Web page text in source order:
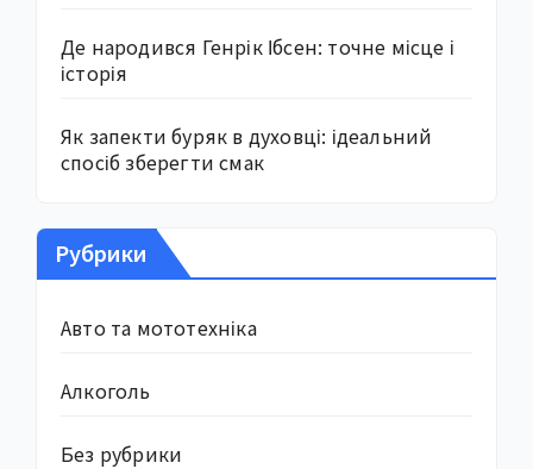
Де народився Генрік Ібсен: точне місце і
історія
Як запекти буряк в духовці: ідеальний
спосіб зберегти смак
Рубрики
Авто та мототехніка
Алкоголь
Без рубрики